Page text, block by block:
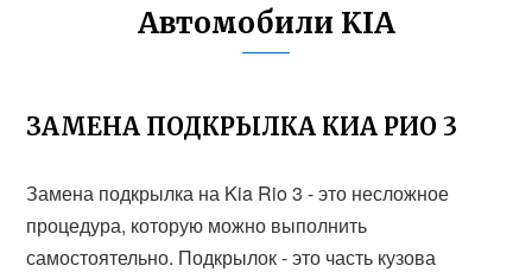
Автомобили KIA
ЗАМЕНА ПОДКРЫЛКА КИА РИО 3
Замена подкрылка на Kia Rio 3 - это несложное
процедура, которую можно выполнить
самостоятельно. Подкрылок - это часть кузова